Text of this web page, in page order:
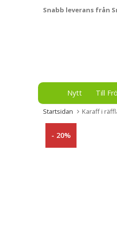
Snabb leverans från
Nytt Till
Startsidan Karaff i
- 20%